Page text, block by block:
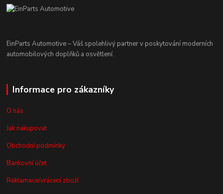
EinParts Automotive – Váš spolehlivý partner v poskytování moderních
automobilových doplňků a osvětlení.
Informace pro zákazníky
O nás
Jak nakupovat
Obchodní podmínky
Bankovní účet
Reklamace/vrácení zboží